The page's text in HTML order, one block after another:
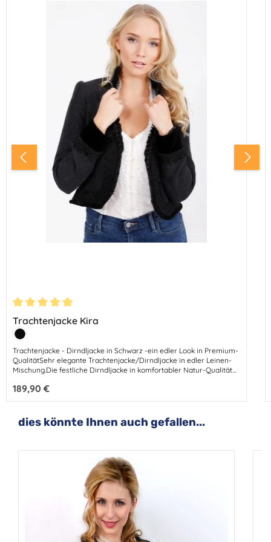
Durchschnittliche Bewertung von 5 von 5 Sternen
Trachtenjacke Kira
Farbe:
Schwarz
Trachtenjacke - Dirndljacke in Schwarz -ein edler Look in Premium-
QualitätSehr elegante Trachtenjacke/Dirndljacke in edler Leinen-
Mischung.Die festliche Dirndljacke in komfortabler Natur-Qualität
hochwertigen Materialien und Liebe zum Detail.Diese hübsche
Jacke passt prima zu jedem Dirndl - oder kombiniert zum sportiven
Regulärer Preis:
189,90 €
Produktgalerie überspringen
dies könnte Ihnen auch gefallen...